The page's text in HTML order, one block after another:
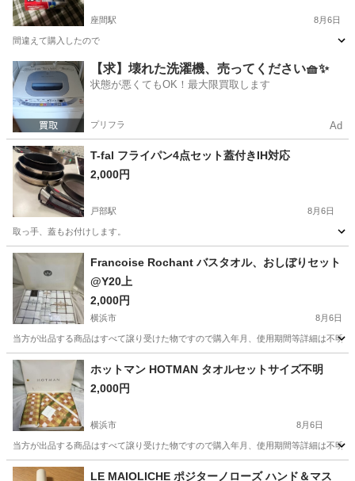
座間駅 8月6日
間違えて購入したので
神奈川 座間市 座間駅 生活雑貨 アースノーマット
【求】壊れた洗濯機、売ってください🧺✨
状態が悪くてもOK！最大限買取します
プリフラ Ad
T-fal フライパン4点セット蓋付きIH対応
2,000円
戸部駅 8月6日
取っ手、蓋もお付けします。
神奈川 横浜市 Francoise Rochant バスタオル、おしぼりセット
@Y20上
2,000円
横浜市 8月6日
当方が出品する商品はすべて譲り受けた物ですので購入年月、使用期間等詳細は不明
神奈川 横浜市 生活雑貨
ホットマン HOTMAN タオルセットサイズ不明
2,000円
横浜市 8月6日
当方が出品する商品はすべて譲り受けた物ですので購入年月、使用期間等詳細は不明
神奈川 横浜市 LE MAIOLICHE ポジターノローズ ハンド＆マス